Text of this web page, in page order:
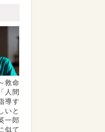
救命
人間
導す
いと
一郎
似て